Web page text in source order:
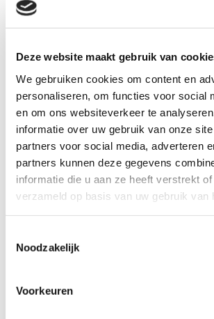
Deze website maakt gebruik van
We gebruiken cookies om content en
personaliseren, om functies voor social
en om ons websiteverkeer te
informatie over uw gebruik van onze
partners voor social media, adverteren
partners kunnen deze gegevens
informatie die u aan ze heeft verstrekt
verzameld op basis van uw gebruik van
Noodzakelijk
Voorkeuren
Vergroot de
door mee te doen
De praktijk laat zien wat
ontstaat wanneer het
door zoveel mogelijk partijen in
wordt gebruikt. Hoe meer
schuldhulpverleners dezelfde
gebruiken, hoe sneller
hoe voorspelbaarder het proces
hoe meer capaciteit vrijkomt
die extra aandacht vragen. De
maatschappelijke impact valt of
het omarmen van oplossingen